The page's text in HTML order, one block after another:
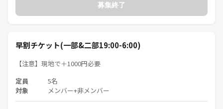
募集終了
早割チケット(一部&二部19:00-6:00)
【注意】現地で＋1000円必要
定員 5名
対象 メンバー+非メンバー